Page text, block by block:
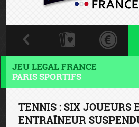
JEU LEGAL FRANCE
PARIS SPORTIFS
TENNIS : SIX JOUEURS
ENTRAÎNEUR